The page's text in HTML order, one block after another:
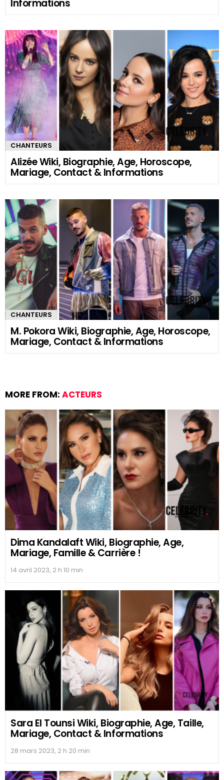
Informations
CHANTEURS
Alizée Wiki, Biographie, Age, Horoscope,
Mariage, Contact & Informations
CHANTEURS
M. Pokora Wiki, Biographie, Age, Horoscope,
Mariage, Contact & Informations
MORE FROM: ACTEURS
Dima Kandalaft Wiki, Biographie, Age,
Mariage, Famille & Carrière !
14 avril 2023, 2 h 10 min
Sara El Tounsi Wiki, Biographie, Age, Taille,
Mariage, Contact & Informations
28 mars 2023, 2 h 20 min